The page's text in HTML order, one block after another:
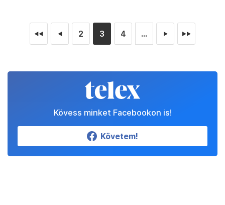
◄◄ ◄ 2 3 4 ... ► ►►
Kövess minket Facebookon is!
Követem!